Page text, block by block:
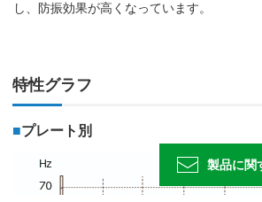
し、防振効果が高くなっています。
特性グラフ
■プレート別
製品に関